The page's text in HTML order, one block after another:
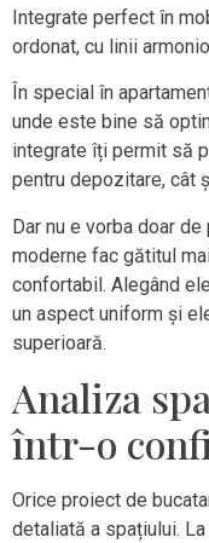
Integrate perfect în
ordonat, cu linii
În special în
unde este bine să
integrate îți permit să
pentru depozitare, cât
Dar nu e vorba doar
moderne fac gătitul
confortabil. Alegând
un aspect uniform și
superioară.
Analiza
într-o
Orice proiect de
detaliată a spațiului.